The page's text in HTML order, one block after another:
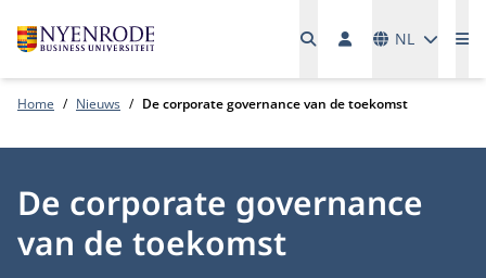
NL
Home Nieuws De corporate governance van de toekomst
De corporate governance
van de toekomst